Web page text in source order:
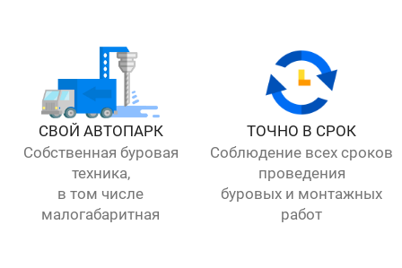
СВОЙ АВТОПАРК
Собственная буровая
техника,
в том числе
малогабаритная
ТОЧНО В СРОК
Соблюдение всех сроков
проведения
буровых и монтажных
работ